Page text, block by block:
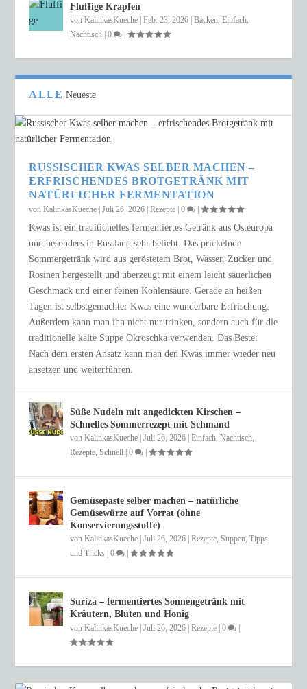
Fluffige Krapfen
vonKalinkasKueche |Feb. 23, 2026 |Backen ,Einfach
Nachtisch |0 |
ALLE Neueste
RUSSISCHER KWAS SELBER MACHEN –
ERFRISCHENDES BROTGETRÄNK MIT
NATÜRLICHER FERMENTATION
vonKalinkasKueche |Juli 26, 2026 |Rezepte |0 |
Kwas ist ein traditionelles fermentiertes Getränk aus Osteuropa
und besonders in Russland sehr beliebt. Das prickelnde
Sommergetränk wird aus geröstetem Brot, Wasser, Zucker und
Rosinen hergestellt und überzeugt mit einem leicht säuerlichen
Geschmack und einer feinen Kohlensäure. Gerade an heißen
Tagen ist selbstgemachter Kwas eine wunderbare Erfrischung.
Außerdem kann man ihn nicht nur trinken, sondern auch für die
traditionelle kalte Suppe Okroschka verwenden. Das Beste:
Nach dem ersten Ansatz kann man den Kwas immer wieder neu
ansetzen und weiterführen.
Süße Nudeln mit angedickten Kirschen –
Schnelles Sommerrezept mit Schmand
vonKalinkasKueche |Juli 26, 2026 |Einfach ,Nachtisch
Rezepte ,Schnell |0 |
Gemüsepaste selber machen – natürliche
Gemüsewürze auf Vorrat (ohne
Konservierungsstoffe)
vonKalinkasKueche |Juli 26, 2026 |Rezepte ,Suppen ,Tipps
und Tricks |0 |
Suriza – fermentiertes Sonnengetränk mit
Kräutern, Blüten und Honig
vonKalinkasKueche |Juli 26, 2026 |Rezepte |0 |